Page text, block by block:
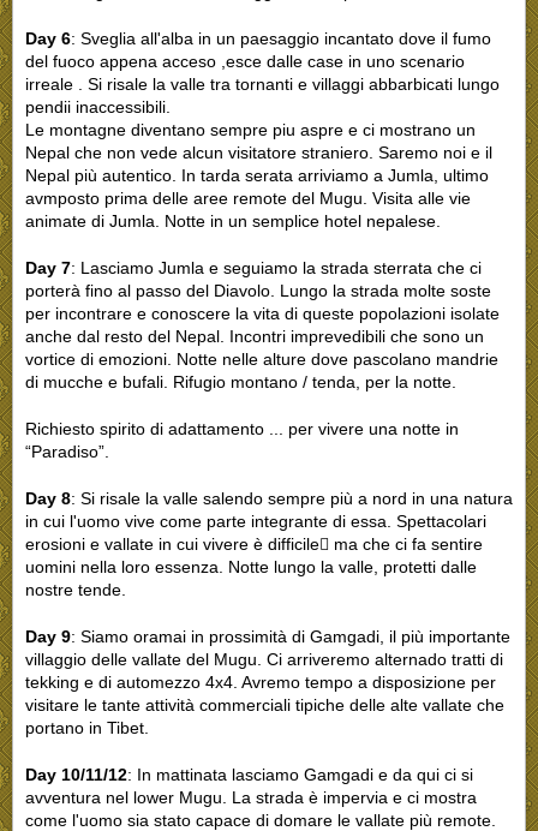
Day 6: Sveglia all'alba in un paesaggio incantato dove il fumo
del fuoco appena acceso ,esce dalle case in uno scenario
irreale . Si risale la valle tra tornanti e villaggi abbarbicati lungo
pendii inaccessibili.
Le montagne diventano sempre piu aspre e ci mostrano un
Nepal che non vede alcun visitatore straniero. Saremo noi e il
Nepal più autentico. In tarda serata arriviamo a Jumla, ultimo
avmposto prima delle aree remote del Mugu. Visita alle vie
animate di Jumla. Notte in un semplice hotel nepalese.
Day 7: Lasciamo Jumla e seguiamo la strada sterrata che ci
porterà fino al passo del Diavolo. Lungo la strada molte soste
per incontrare e conoscere la vita di queste popolazioni isolate
anche dal resto del Nepal. Incontri imprevedibili che sono un
vortice di emozioni. Notte nelle alture dove pascolano mandrie
di mucche e bufali. Rifugio montano / tenda, per la notte.
Richiesto spirito di adattamento ... per vivere una notte in
“Paradiso”.
Day 8: Si risale la valle salendo sempre più a nord in una natura
in cui l'uomo vive come parte integrante di essa. Spettacolari
erosioni e vallate in cui vivere è difficile􏰝 ma che ci fa sentire
uomini nella loro essenza. Notte lungo la valle, protetti dalle
nostre tende.
Day 9: Siamo oramai in prossimità di Gamgadi, il più importante
villaggio delle vallate del Mugu. Ci arriveremo alternado tratti di
tekking e di automezzo 4x4. Avremo tempo a disposizione per
visitare le tante attività commerciali tipiche delle alte vallate che
portano in Tibet.
Day 10/11/12: In mattinata lasciamo Gamgadi e da qui ci si
avventura nel lower Mugu. La strada è impervia e ci mostra
come l'uomo sia stato capace di domare le vallate più remote.